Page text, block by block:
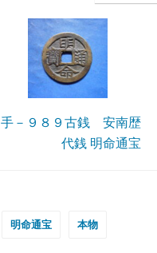
手－９８９古銭 安南歴
代銭 明命通宝
明命通宝 本物